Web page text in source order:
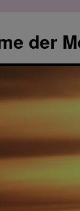
der